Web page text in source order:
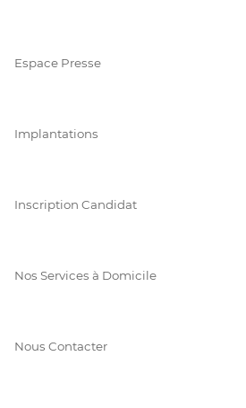
Espace Presse
Implantations
Inscription Candidat
Nos Services à Domicile
Nous Contacter